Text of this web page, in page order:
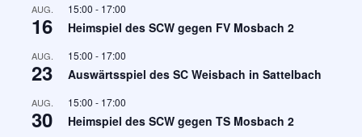
AUG.
16
15:00 - 17:00
Heimspiel des SCW gegen FV Mosbach 2
AUG.
23
15:00 - 17:00
Auswärtsspiel des SC Weisbach in Sattelbach
AUG.
30
15:00 - 17:00
Heimspiel des SCW gegen TS Mosbach 2